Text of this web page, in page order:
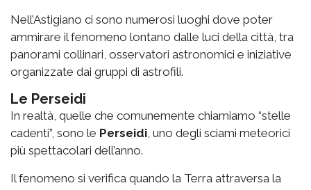
Nell’Astigiano ci sono numerosi luoghi dove poter
ammirare il fenomeno lontano dalle luci della città, tra
panorami collinari, osservatori astronomici e iniziative
organizzate dai gruppi di astrofili.
Le Perseidi
In realtà, quelle che comunemente chiamiamo “stelle
cadenti”, sono le Perseidi, uno degli sciami meteorici
più spettacolari dell’anno.
Il fenomeno si verifica quando la Terra attraversa la